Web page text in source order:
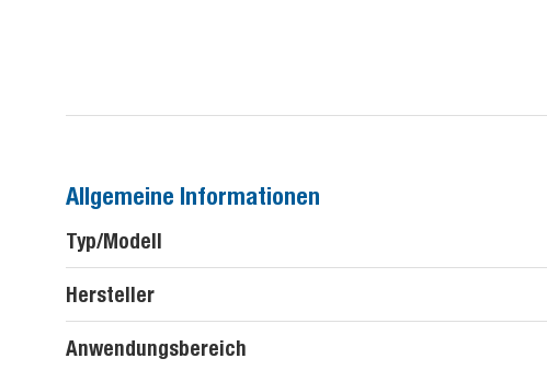
Allgemeine Informationen
Typ/Modell
Hersteller
Anwendungsbereich